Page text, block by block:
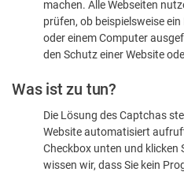
sind
machen. Alle Webseiten
prüfen, ob beispielsweise
oder einem Computer
den Schutz einer Website
Was ist zu tun?
Die Lösung des Captchas
Website automatisiert
Checkbox unten und klicken
wissen wir, dass Sie kein